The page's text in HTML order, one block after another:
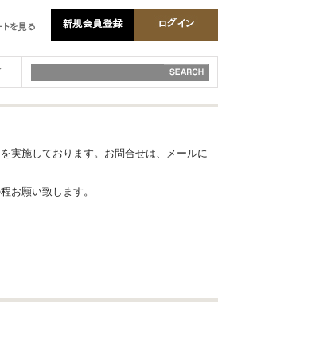
実施しております。お問合せは、メールに
お願い致します。